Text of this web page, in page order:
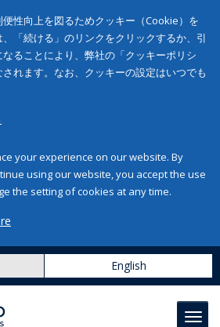
性向上を図るためクッキー（Cookie）を
「続ける」のリンクをクリックするか、引
ることにより、弊社の「クッキーポリシ
れます。なお、クッキーの設定はいつでも
your experience on our website. By
using our website, you accept the use
the setting of cookies at any time.
English